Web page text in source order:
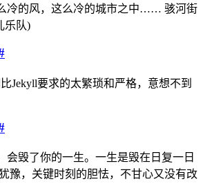
冷的风，这么冷的城市之中…… 骇河街
乐队)
Jekyll要求的太繁琐和严格，意想不到
会毁了你的一生。一生是毁在日复一日
豫，关键时刻的胆怯，不甘心又没有改